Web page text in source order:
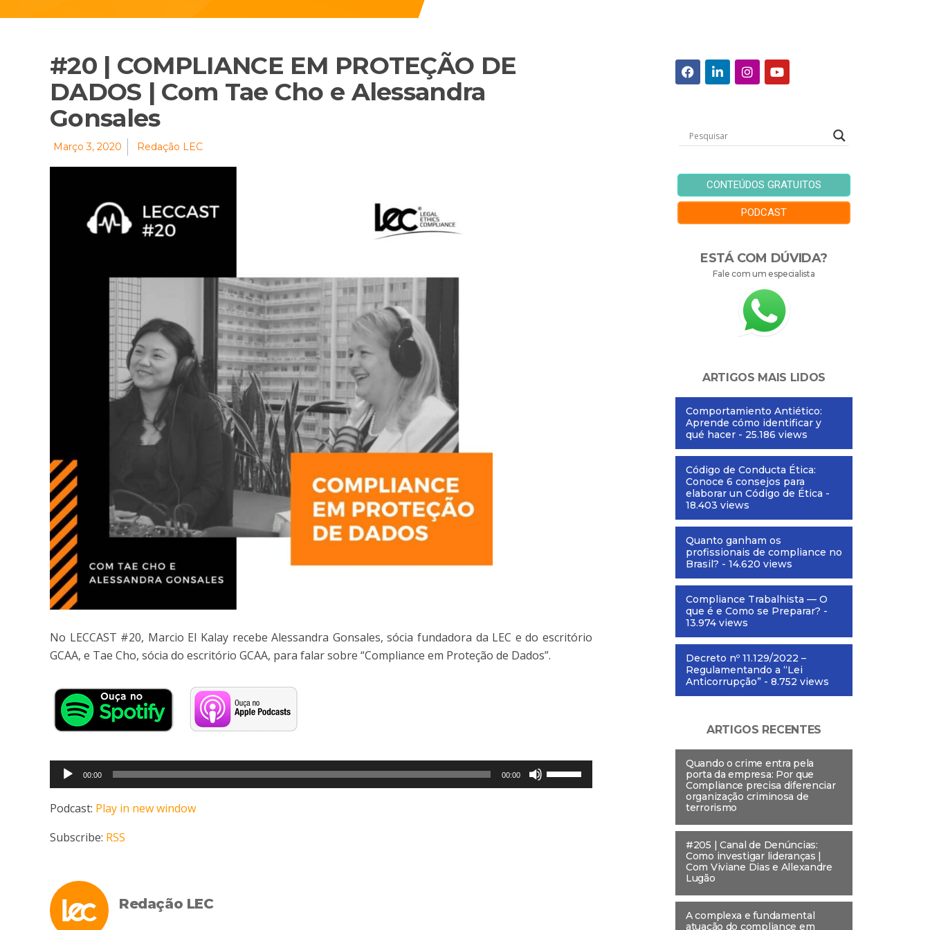
#20 | COMPLIANCE EM PROTEÇÃO DE
DADOS | Com Tae Cho e Alessandra
Gonsales
Março 3, 2020 Redação LEC
No LECCAST #20, Marcio El Kalay recebe Alessandra Gonsales, sócia fundadora da LEC e do escritório
GCAA, e Tae Cho, sócia do escritório GCAA, para falar sobre “Compliance em Proteção de Dados”.
Tocador
de
áudio
00:00 00:00
as
Podcast: Play in new window
Subscribe: RSS
Redação LEC
CONTEÚDOS GRATUITOS
PODCAST
ESTÁ COM DÚVIDA?
Fale com um especialista
ARTIGOS MAIS LIDOS
Comportamiento Antiético:
Aprende cómo identificar y
qué hacer - 25.186 views
Código de Conducta Ética:
Conoce 6 consejos para
elaborar un Código de Ética -
18.403 views
Quanto ganham os
profissionais de compliance no
Brasil? - 14.620 views
Compliance Trabalhista — O
que é e Como se Preparar? -
13.974 views
Decreto nº 11.129/2022 –
Regulamentando a “Lei
Anticorrupção” - 8.752 views
ARTIGOS RECENTES
Quando o crime entra pela
porta da empresa: Por que
Compliance precisa diferenciar
organização criminosa de
terrorismo
#205 | Canal de Denúncias:
Como investigar lideranças |
Com Viviane Dias e Allexandre
Lugão
A complexa e fundamental
atuação do compliance em